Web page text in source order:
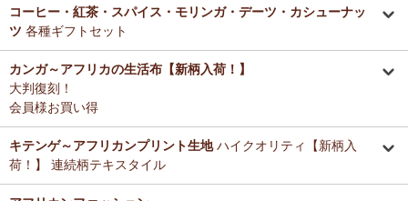
12/25：ティンガティンガ・アート～シャターニ（アフリカの精
霊）の作品新入荷！
12/25：
12/20：2026年 バラカの福袋～2025.12/20（土）予約販売開始
～アフリカングッズ満杯～1年間の感謝をこめて
≪数量限定販売
≫
です！）のでノーアイロンで使用しています。
リビングが無地だらけなので、カンガのデザインがいいアクセントに
なりちょっと素敵空間に。
います。
Tさまより アジュワ・デーツへのご感想
高級ドライフルーツ、安価で買えてうれしいです。
コーヒー・紅茶・スパイス・モリンガ・デーツ・カシューナッ
ツ 各種ギフトセット
カンガ～アフリカの生活布【新柄入荷！】
大判復刻！
会員様お買い得
キテンゲ～アフリカンプリント生地ハイクオリティ【新柄入
荷！】 連続柄テキスタイル